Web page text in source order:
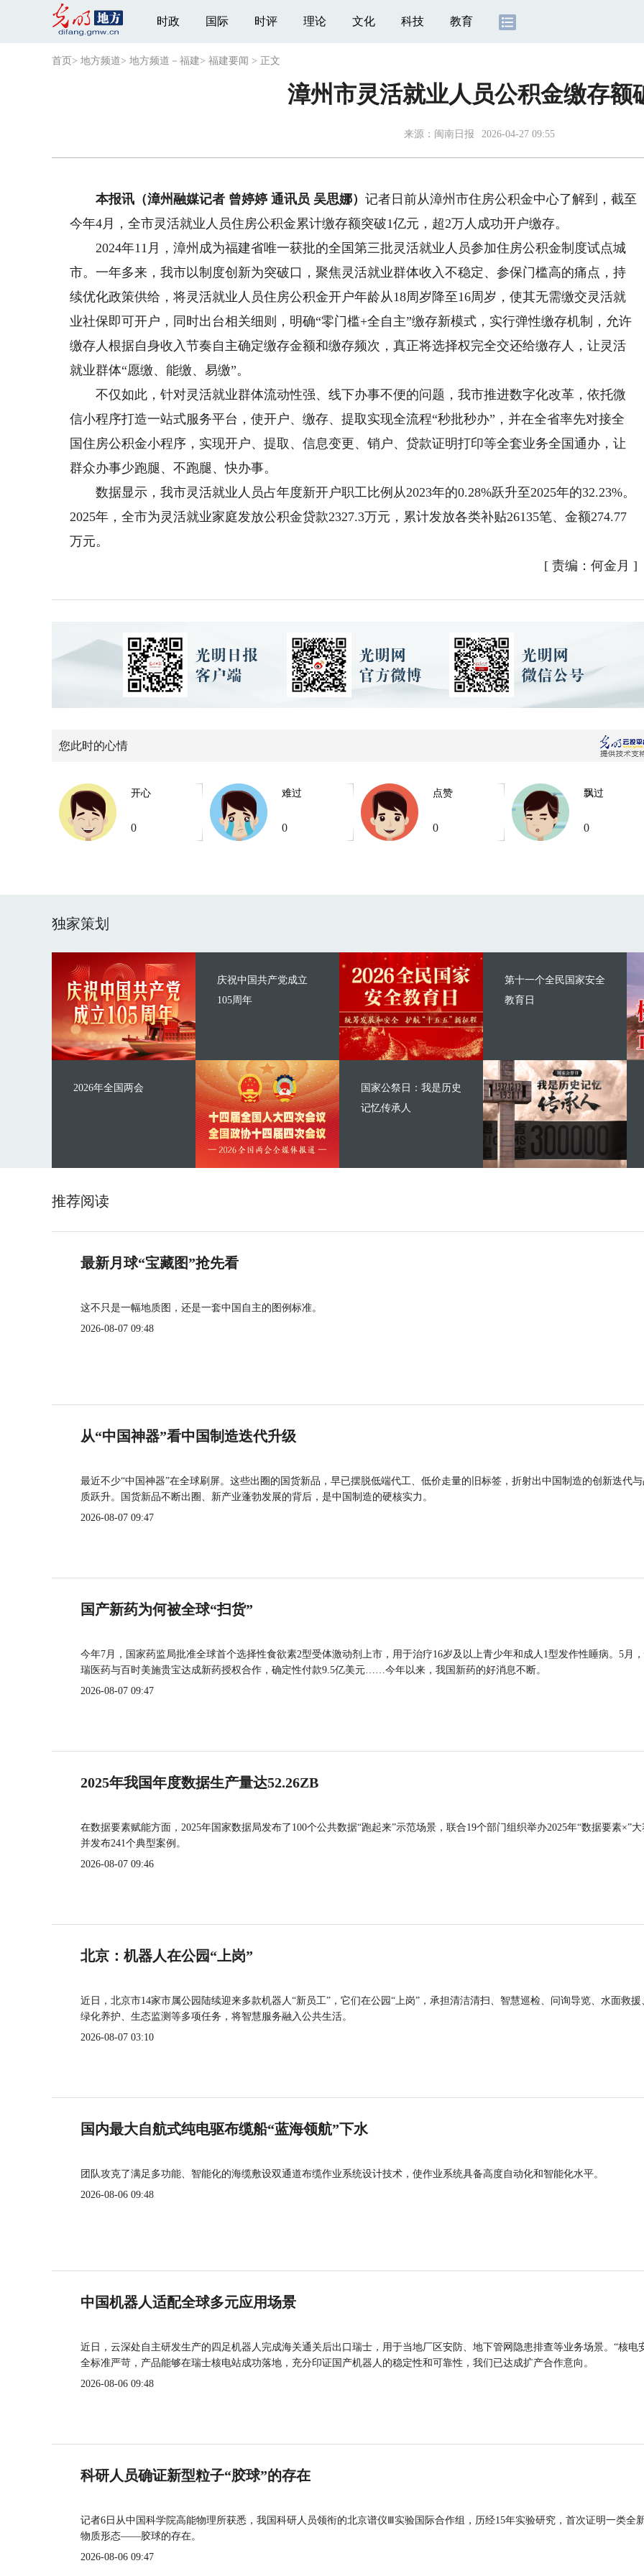
时政 国际 时评 理论 文化 科技 教育
首页 > 地方频道> 地方频道－福建> 福建要闻 > 正文
漳州市灵活就业人员公积金缴存额
来源： 闽南日报 2026-04-27 09:55
本报讯（漳州融媒记者 曾婷婷 通讯员 吴思娜）记者日前从漳州市住房公积金中心了解到，截至
今年4月，全市灵活就业人员住房公积金累计缴存额突破1亿元，超2万人成功开户缴存。
2024年11月，漳州成为福建省唯一获批的全国第三批灵活就业人员参加住房公积金制度试点城
市。一年多来，我市以制度创新为突破口，聚焦灵活就业群体收入不稳定、参保门槛高的痛点，持
续优化政策供给，将灵活就业人员住房公积金开户年龄从18周岁降至16周岁，使其无需缴交灵活就
业社保即可开户，同时出台相关细则，明确“零门槛+全自主”缴存新模式，实行弹性缴存机制，允许
缴存人根据自身收入节奏自主确定缴存金额和缴存频次，真正将选择权完全交还给缴存人，让灵活
就业群体“愿缴、能缴、易缴”。
不仅如此，针对灵活就业群体流动性强、线下办事不便的问题，我市推进数字化改革，依托微
信小程序打造一站式服务平台，使开户、缴存、提取实现全流程“秒批秒办”，并在全省率先对接全
国住房公积金小程序，实现开户、提取、信息变更、销户、贷款证明打印等全套业务全国通办，让
群众办事少跑腿、不跑腿、快办事。
数据显示，我市灵活就业人员占年度新开户职工比例从2023年的0.28%跃升至2025年的32.23%。
2025年，全市为灵活就业家庭发放公积金贷款2327.3万元，累计发放各类补贴26135笔、金额274.77
万元。
[ 责编：何金月 ]
您此时的心情
开心
0
难过
0
点赞
0
飘过
0
独家策划
庆祝中国共产党成立
105周年
2026年全国两会
第十一个全民国家安全
教育日
国家公祭日：我是历史
记忆传承人
推荐阅读
最新月球“宝藏图”抢先看
这不只是一幅地质图，还是一套中国自主的图例标准。
2026-08-07 09:48
从“中国神器”看中国制造迭代升级
最近不少“中国神器”在全球刷屏。这些出圈的国货新品，早已摆脱低端代工、低价走量的旧标签，折射出中国制造的创新迭代
质跃升。国货新品不断出圈、新产业蓬勃发展的背后，是中国制造的硬核实力。
2026-08-07 09:47
国产新药为何被全球“扫货”
今年7月，国家药监局批准全球首个选择性食欲素2型受体激动剂上市，用于治疗16岁及以上青少年和成人1型发作性睡病。5月
瑞医药与百时美施贵宝达成新药授权合作，确定性付款9.5亿美元……今年以来，我国新药的好消息不断。
2026-08-07 09:47
2025年我国年度数据生产量达52.26ZB
在数据要素赋能方面，2025年国家数据局发布了100个公共数据“跑起来”示范场景，联合19个部门组织举办2025年“数据要素×”大
并发布241个典型案例。
2026-08-07 09:46
北京：机器人在公园“上岗”
近日，北京市14家市属公园陆续迎来多款机器人“新员工”，它们在公园“上岗”，承担清洁清扫、智慧巡检、问询导览、水面救援
绿化养护、生态监测等多项任务，将智慧服务融入公共生活。
2026-08-07 03:10
国内最大自航式纯电驱布缆船“蓝海领航”下水
团队攻克了满足多功能、智能化的海缆敷设双通道布缆作业系统设计技术，使作业系统具备高度自动化和智能化水平。
2026-08-06 09:48
中国机器人适配全球多元应用场景
近日，云深处自主研发生产的四足机器人完成海关通关后出口瑞士，用于当地厂区安防、地下管网隐患排查等业务场景。“核电
全标准严苛，产品能够在瑞士核电站成功落地，充分印证国产机器人的稳定性和可靠性，我们已达成扩产合作意向。
2026-08-06 09:48
科研人员确证新型粒子“胶球”的存在
记者6日从中国科学院高能物理所获悉，我国科研人员领衔的北京谱仪Ⅲ实验国际合作组，历经15年实验研究，首次证明一类全
物质形态——胶球的存在。
2026-08-06 09:47